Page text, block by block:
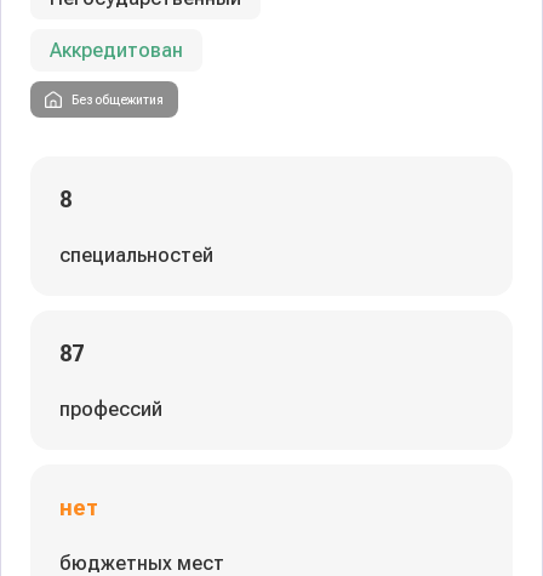
Аккредитован
Без общежития
8
специальностей
87
профессий
нет
бюджетных мест